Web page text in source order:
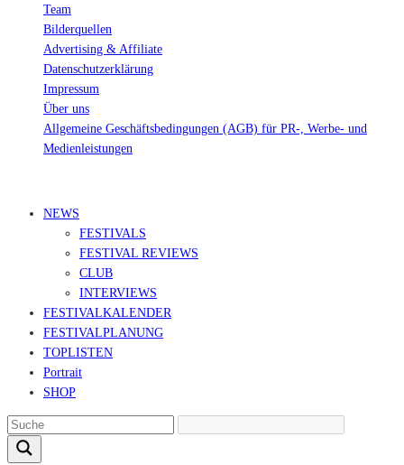
Team
Bilderquellen
Advertising & Affiliate
Datenschutzerklärung
Impressum
Über uns
Allgemeine Geschäftsbedingungen (AGB) für PR-, Werbe- und
Medienleistungen
NEWS
FESTIVALS
FESTIVAL REVIEWS
CLUB
INTERVIEWS
FESTIVALKALENDER
FESTIVALPLANUNG
TOPLISTEN
Portrait
SHOP